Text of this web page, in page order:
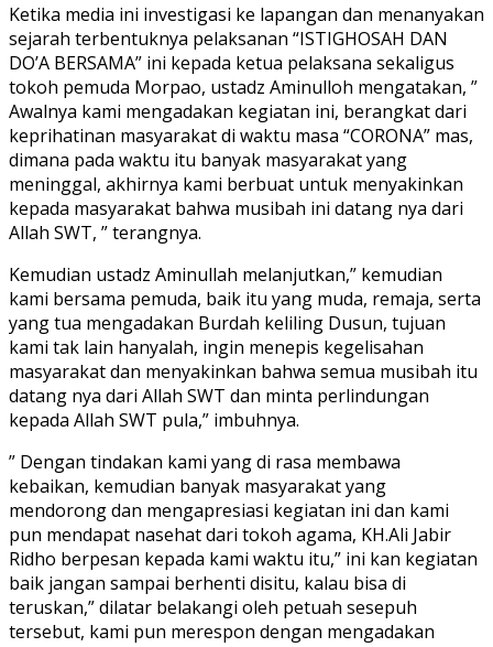
Ketika media ini investigasi ke lapangan dan menanyakan
sejarah terbentuknya pelaksanan “ISTIGHOSAH DAN
DO’A BERSAMA” ini kepada ketua pelaksana sekaligus
tokoh pemuda Morpao, ustadz Aminulloh mengatakan, ”
Awalnya kami mengadakan kegiatan ini, berangkat dari
keprihatinan masyarakat di waktu masa “CORONA” mas,
dimana pada waktu itu banyak masyarakat yang
meninggal, akhirnya kami berbuat untuk menyakinkan
kepada masyarakat bahwa musibah ini datang nya dari
Allah SWT, ” terangnya.
Kemudian ustadz Aminullah melanjutkan,” kemudian
kami bersama pemuda, baik itu yang muda, remaja, serta
yang tua mengadakan Burdah keliling Dusun, tujuan
kami tak lain hanyalah, ingin menepis kegelisahan
masyarakat dan menyakinkan bahwa semua musibah itu
datang nya dari Allah SWT dan minta perlindungan
kepada Allah SWT pula,” imbuhnya.
” Dengan tindakan kami yang di rasa membawa
kebaikan, kemudian banyak masyarakat yang
mendorong dan mengapresiasi kegiatan ini dan kami
pun mendapat nasehat dari tokoh agama, KH.Ali Jabir
Ridho berpesan kepada kami waktu itu,” ini kan kegiatan
baik jangan sampai berhenti disitu, kalau bisa di
teruskan,” dilatar belakangi oleh petuah sesepuh
tersebut, kami pun merespon dengan mengadakan